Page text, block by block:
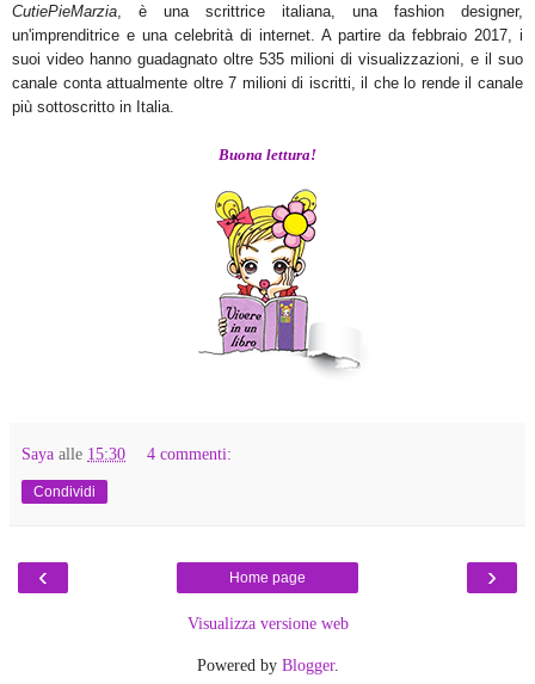
CutiePieMarzia , è una scrittrice italiana, una fashion designer,
un'imprenditrice e una celebrità di internet. A partire da febbraio 2017, i
suoi video hanno guadagnato oltre 535 milioni di visualizzazioni, e il suo
canale conta attualmente oltre 7 milioni di iscritti, il che lo rende il canale
più sottoscritto in Italia.
Buona lettura!
Saya alle 15:30 4 commenti:
Condividi
‹ ›
Home page
Visualizza versione web
Powered by Blogger.